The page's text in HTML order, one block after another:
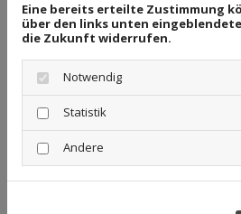
Produkte, die ein Badezimmer
modernes Badmit Charakter
und nicht nur der Dekoration
gehören Sanitärartikel wie
Edelstahl, Keramik oder
Waschbecken und
Wannen, Duschen und mehr. In
Bildergalerie sehen Sie fertig
Eine bereits erteilte Zustimmung
über den links unten
die Zukunft widerrufen.
Notwendig
Statistik
Andere